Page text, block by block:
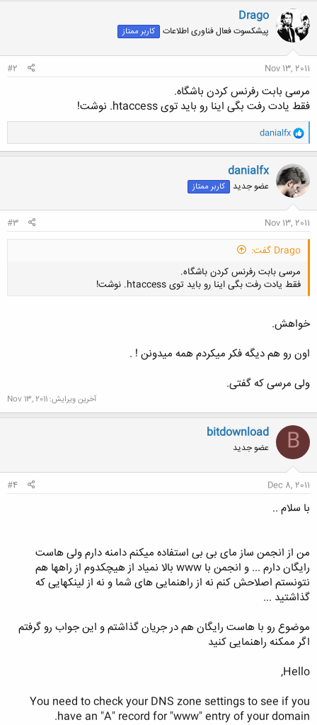
Drago
پیشکسوت فعال فناوری اطلاعات کاربر ممتاز
Nov 13, 2011
#2
مرسی بابت رفرنس کردن باشگاه.
فقط یادت رفت بگی اینا رو باید توی htaccess. نوشت!
و
ا
ک
ن
ش
ه
ا
danialfx
danialfx
عضو جدید کاربر ممتاز
Nov 13, 2011
#3
Drago گفت:
مرسی بابت رفرنس کردن باشگاه.
فقط یادت رفت بگی اینا رو باید توی htaccess. نوشت!
خواهش.
اون رو هم دیگه فکر میکردم همه میدونن ! .
ولی مرسی که گفتی.
آخرین ویرایش: Nov 13, 2011
B
bitdownload
عضو جدید
Dec 8, 2011
#4
با سلام ..
من از انجمن ساز مای بی بی استفاده میکنم دامنه دارم ولی هاست
رایگان دارم ... و انجمن با www بالا نمیاد از هیچکدوم از راهها هم
نتونستم اصلاحش کنم نه از راهنمایی های شما و نه از لینکهایی که
گذاشتید ...
موضوع رو با هاست رایگان هم در جریان گذاشتم و این جواب رو گرفتم
اگر ممکنه راهنمایی کنید
Hello,
You need to check your DNS zone settings to see if you
have an "A" record for "www" entry of your domain.